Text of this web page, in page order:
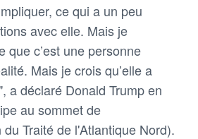
ce qui a un peu
avec elle. Mais je
que c’est une personne
Mais je crois qu’elle a
a déclaré Donald Trump en
au sommet de
Traité de l'Atlantique Nord).